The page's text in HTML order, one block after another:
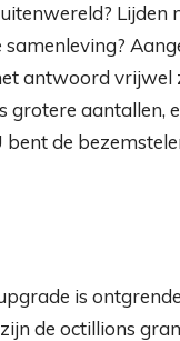
Lijden
antwoord vrijwel
grotere aantallen,
de
is
de octillions